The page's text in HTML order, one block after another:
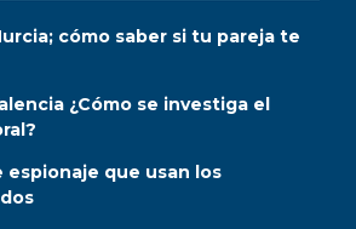
cómo saber si tu pareja te
¿Cómo se investiga el
espionaje que usan los